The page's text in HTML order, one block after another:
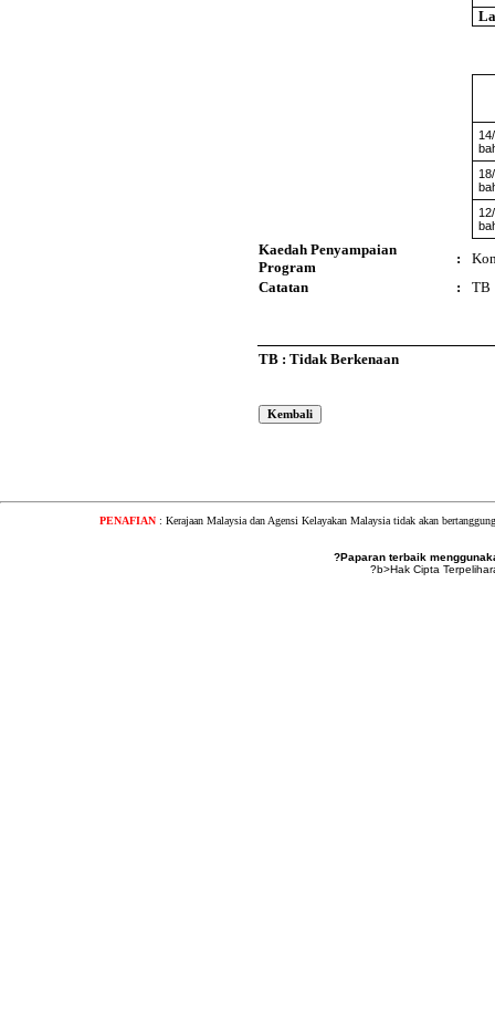
Kaedah Penyampaian
Program
:
Catatan
: TB
TB : Tidak Berkenaan
PENAFIAN : Kerajaan Malaysia dan Agensi Kelayakan Malaysia tidak akan
?Paparan terbaik
?b>Hak Cipta